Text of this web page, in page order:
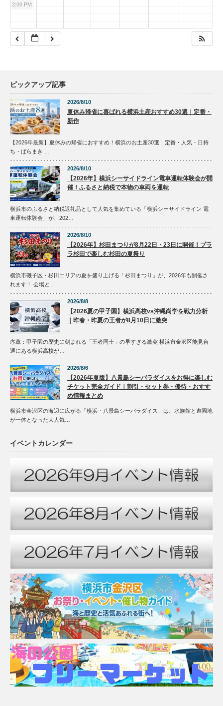
3:00 PM
4:00 PM
6:00 PM
7:00 PM
8:00 PM
9:00 PM
10:00 PM
11:00 PM
ピックアップ記事
2026/8/10
夏休み帰省に喜ばれる横浜土産おすすめ30選｜定番・
新作
【2026年最新】夏休みの帰省におすすめ！横浜のお土産30選｜定番・人気・日持
ち・ばらまき …
2026/8/10
【2026年】横浜シーサイドライン電車運転体験会が開
催！ふるさと納税で本物の車両を運転
横浜市のふるさと納税返礼品として人気を集めている「横浜シーサイドライン 電
車運転体験会」が、202…
2026/8/10
【2026年】杉田まつりが8月22日・23日に開催！プラ
ラ杉田で楽しむ杉田の夏祭り
横浜市磯子区・杉田エリアの夏を盛り上げる「杉田まつり」が、2026年も開催さ
れます！ 会場と…
2026/8/8
【2026夏の甲子園】横浜高校vs沖縄尚学を戦力分析
｜昨春・昨夏の王者が8月10日に激突
序章：甲子園の歴史に刻まれる「王者同士」の早すぎる激突 横浜市金沢区能見台
通にある横浜高校が…
2026/8/6
【2026年夏版】八景島シーパラダイスをお得に楽しむ
チケット完全ガイド｜割引・セット券・優待・おすす
め情報まとめ
横浜市金沢区の海辺に広がる「横浜・八景島シーパラダイス」は、水族館と遊園地
が一体となった大人気…
イベントカレンダー